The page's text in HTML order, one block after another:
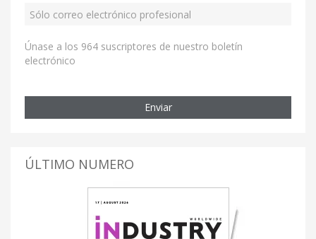
Únase a los 964 suscriptores de nuestro boletín
electrónico
Enviar
ÚLTIMO NUMERO